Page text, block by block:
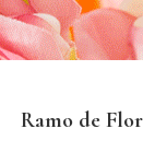
Ramo de